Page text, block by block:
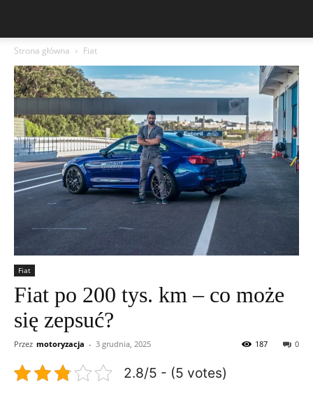
Strona główna Fiat
Fiat
Fiat po 200 tys. km – co może
się zepsuć?
Przez motoryzacja - 3 grudnia, 2025 0
187
2.8/5 - (5 votes)